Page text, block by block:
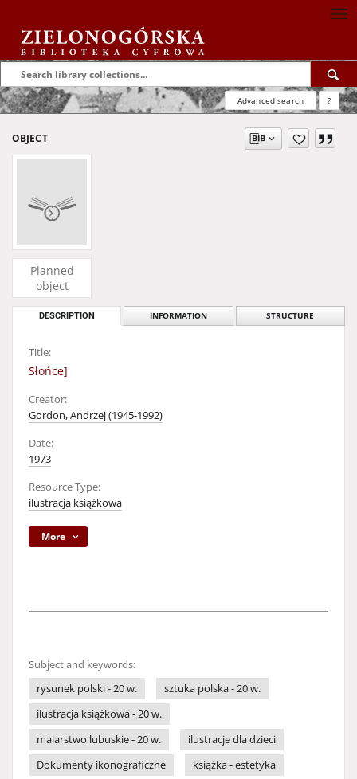
Advanced search ?
OBJECT
Planned
object
DESCRIPTION INFORMATION STRUCTURE
Title:
Słońce]
Creator:
Gordon, Andrzej (1945-1992)
Date:
1973
Resource Type:
ilustracja książkowa
More
Subject and keywords:
rysunek polski - 20 w.
sztuka polska - 20 w.
ilustracja książkowa - 20 w.
malarstwo lubuskie - 20 w.
ilustracje dla dzieci
Dokumenty ikonograficzne
książka - estetyka